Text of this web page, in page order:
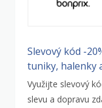
Slevový kód -
tuniky, halenky
Využijte slevový
slevu a dopravu